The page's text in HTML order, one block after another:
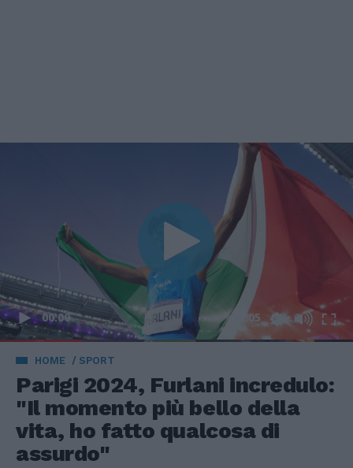
00:00 02:05
HOME SPORT
Parigi 2024, Furlani incredulo:
"Il momento più bello della
vita, ho fatto qualcosa di
assurdo"